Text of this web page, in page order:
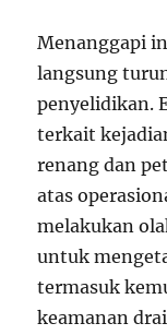
Menanggapi
langsung
penyelidikan.
terkait
renang dan
atas
melakukan
untuk
termasuk
keamanan